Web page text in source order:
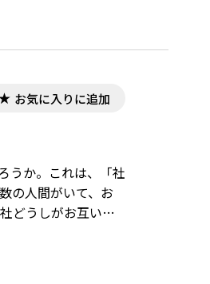
お気に入りに追加
うか。これは、「社
の人間がいて、お
どうしがお互いの